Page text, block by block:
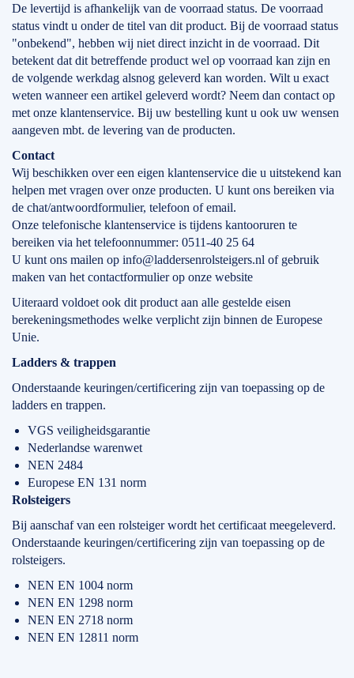
De levertijd is afhankelijk van de voorraad status. De voorraad
status vindt u onder de titel van dit product. Bij de voorraad status
"onbekend", hebben wij niet direct inzicht in de voorraad. Dit
betekent dat dit betreffende product wel op voorraad kan zijn en
de volgende werkdag alsnog geleverd kan worden. Wilt u exact
weten wanneer een artikel geleverd wordt? Neem dan contact op
met onze klantenservice. Bij uw bestelling kunt u ook uw wensen
aangeven mbt. de levering van de producten.
Contact
Wij beschikken over een eigen klantenservice die u uitstekend kan
helpen met vragen over onze producten. U kunt ons bereiken via
de chat/antwoordformulier, telefoon of email.
Onze telefonische klantenservice is tijdens kantooruren te
bereiken via het telefoonnummer: 0511-40 25 64
U kunt ons mailen op info@laddersenrolsteigers.nl of gebruik
maken van het contactformulier op onze website
Uiteraard voldoet ook dit product aan alle gestelde eisen
berekeningsmethodes welke verplicht zijn binnen de Europese
Unie.
Ladders & trappen
Onderstaande keuringen/certificering zijn van toepassing op de
ladders en trappen.
VGS veiligheidsgarantie
Nederlandse warenwet
NEN 2484
Europese EN 131 norm
Rolsteigers
Bij aanschaf van een rolsteiger wordt het certificaat meegeleverd.
Onderstaande keuringen/certificering zijn van toepassing op de
rolsteigers.
NEN EN 1004 norm
NEN EN 1298 norm
NEN EN 2718 norm
NEN EN 12811 norm